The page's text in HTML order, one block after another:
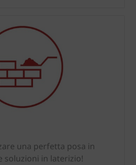
una perfetta posa in
soluzioni in laterizio!